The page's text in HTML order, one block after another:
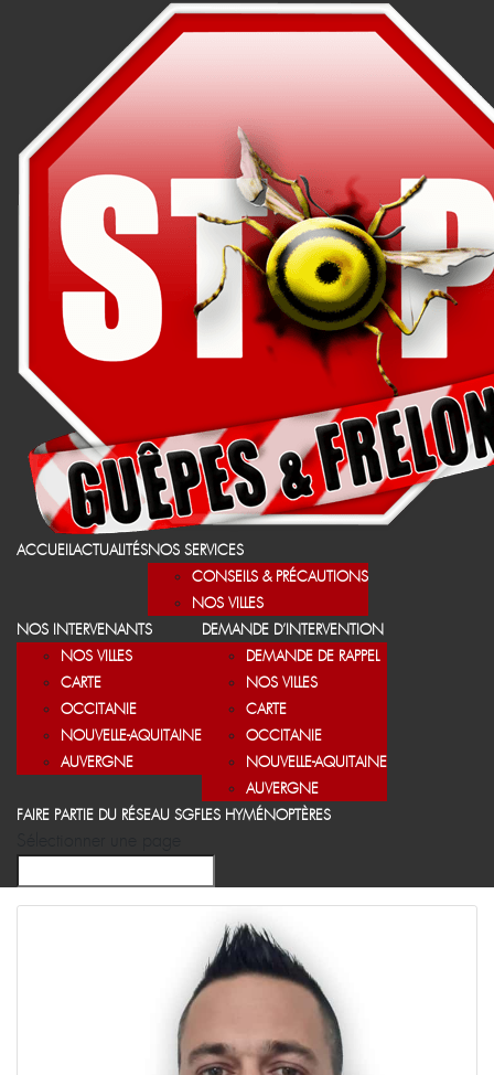
ACCUEILACTUALITÉSNOS SERVICES
CONSEILS & PRÉCAUTIONS
NOS VILLES
NOS INTERVENANTS
NOS VILLES
CARTE
OCCITANIE
NOUVELLE-AQUITAINE
AUVERGNE
DEMANDE D’INTERVENTION
DEMANDE DE RAPPEL
NOS VILLES
CARTE
OCCITANIE
NOUVELLE-AQUITAINE
AUVERGNE
FAIRE PARTIE DU RÉSEAU SGFLES HYMÉNOPTÈRES